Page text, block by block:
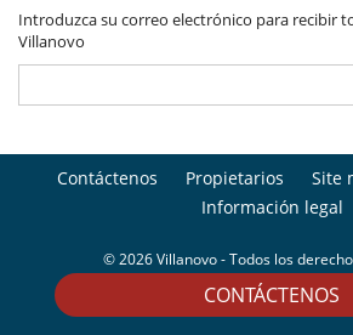
CONTÁCTENOS
Introduzca su correo electrónico para recibir
Villanovo
Contáctenos Propietarios Site
Información legal
© 2026 Villanovo - Todos los